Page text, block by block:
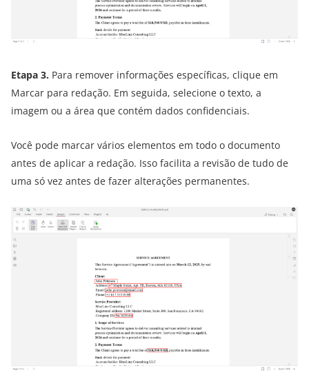
Etapa 3. Para remover informações específicas, clique em
Marcar para redação. Em seguida, selecione o texto, a
imagem ou a área que contém dados confidenciais.
Você pode marcar vários elementos em todo o documento
antes de aplicar a redação. Isso facilita a revisão de tudo de
uma só vez antes de fazer alterações permanentes.